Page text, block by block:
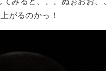
がるのかっ！